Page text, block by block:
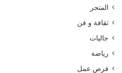
المتجر
ثقافة و فن
جاليات
رياضة
فرص عمل